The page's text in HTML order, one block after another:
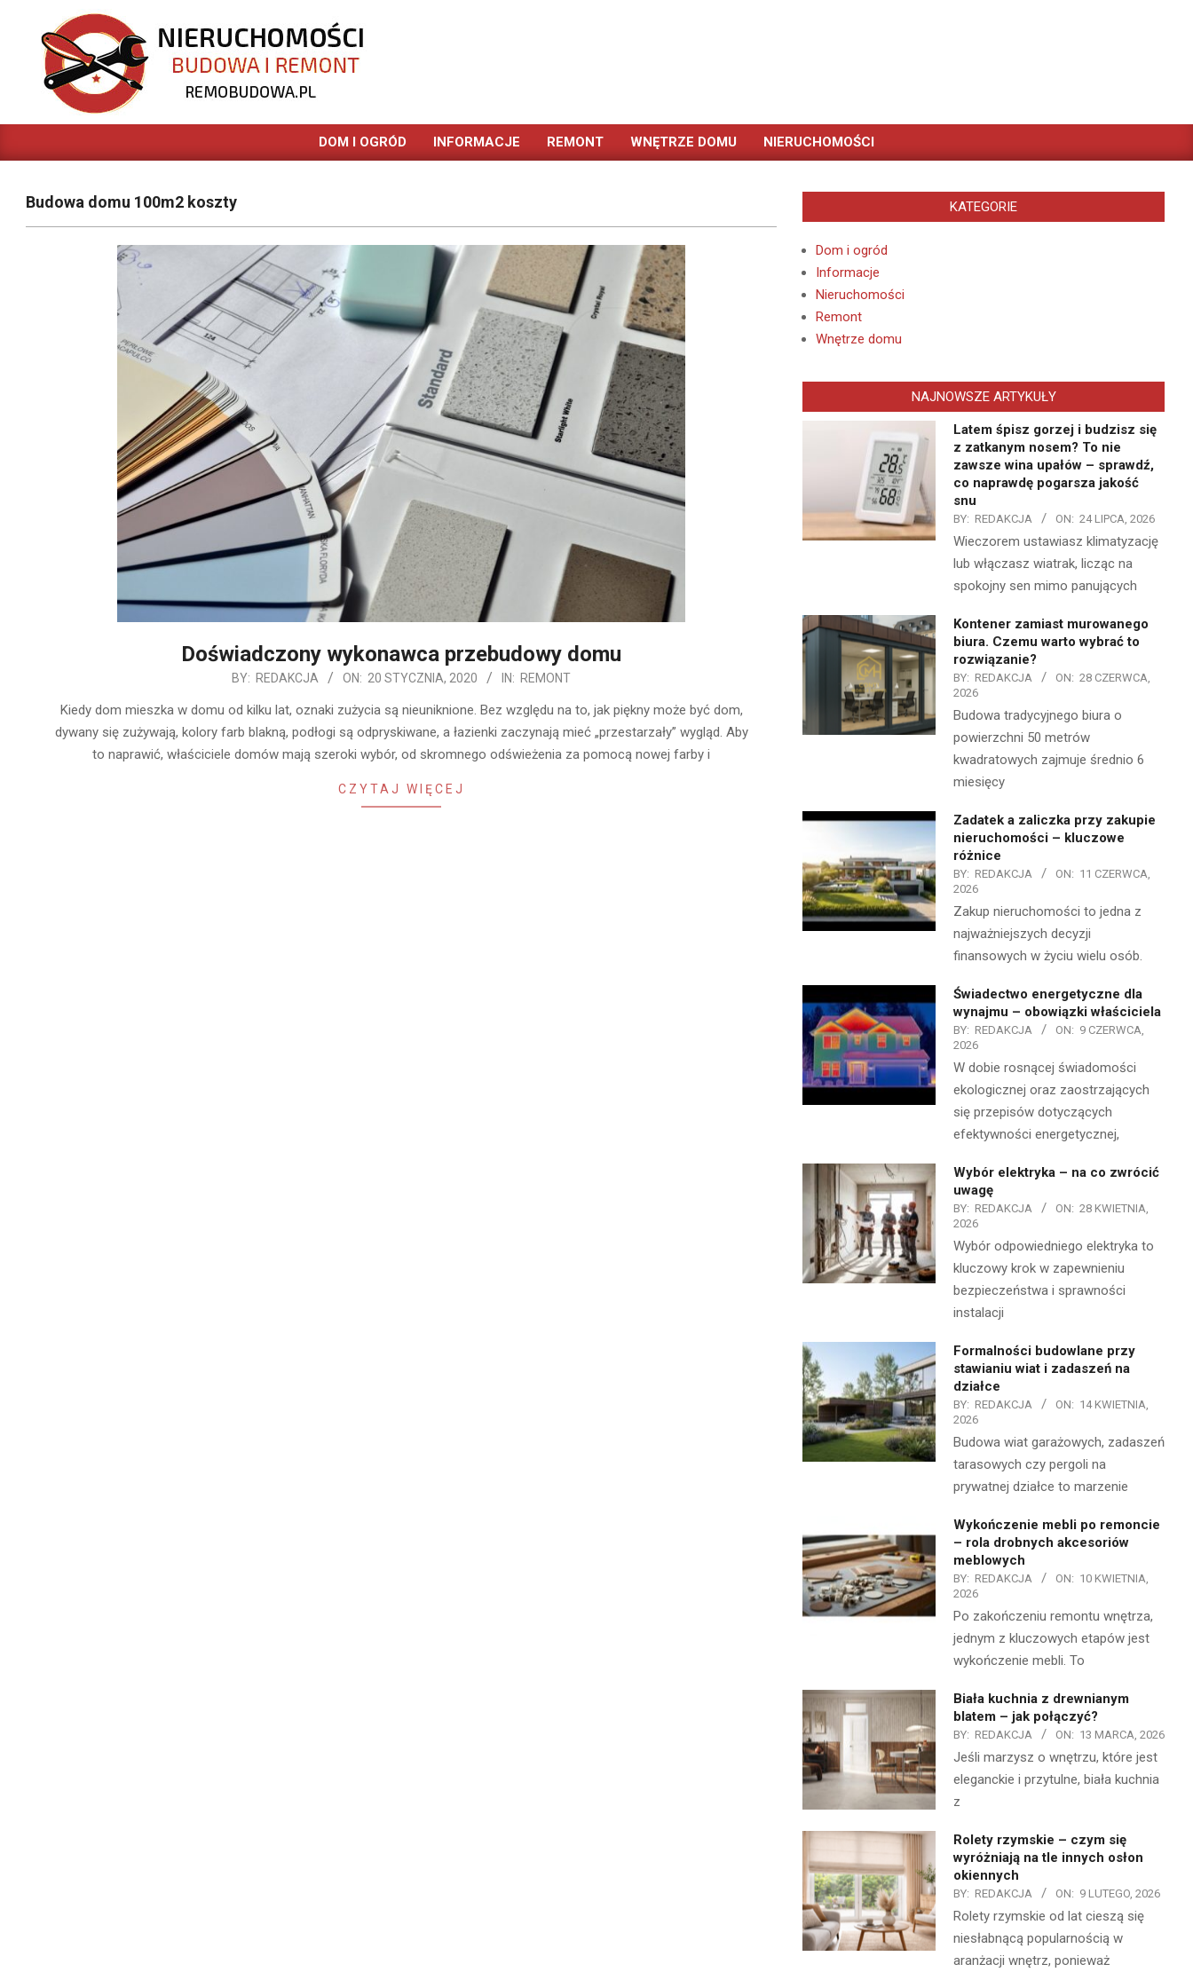
content
REMOBUDOWA.PL
Primary
DOM I OGRÓD INFORMACJE REMONT WNĘTRZE DOMU NIERUCHOMOŚCI
Budowa domu 100m2 koszty
Doświadczony wykonawca przebudowy domu
BY: REDAKCJA ON: 20 STYCZNIA, 2020 IN: REMONT
Kiedy dom mieszka w domu od kilku lat, oznaki zużycia są nieuniknione. Bez względu na to, jak piękny może być dom,
dywany się zużywają, kolory farb blakną, podłogi są odpryskiwane, a łazienki zaczynają mieć „przestarzały” wygląd. Aby
to naprawić, właściciele domów mają szeroki wybór, od skromnego odświeżenia za pomocą nowej farby i
CZYTAJ WIĘCEJ
KATEGORIE
Dom i ogród
Informacje
Nieruchomości
Remont
Wnętrze domu
NAJNOWSZE ARTYKUŁY
Latem śpisz gorzej i budzisz się
z zatkanym nosem? To nie
zawsze wina upałów – sprawdź,
co naprawdę pogarsza jakość
snu
BY: REDAKCJA ON: 24 LIPCA, 2026
Wieczorem ustawiasz klimatyzację
lub włączasz wiatrak, licząc na
spokojny sen mimo panujących
Kontener zamiast murowanego
biura. Czemu warto wybrać to
rozwiązanie?
BY: REDAKCJA ON: 28 CZERWCA,
2026
Budowa tradycyjnego biura o
powierzchni 50 metrów
kwadratowych zajmuje średnio 6
miesięcy
Zadatek a zaliczka przy zakupie
nieruchomości – kluczowe
różnice
BY: REDAKCJA ON: 11 CZERWCA,
2026
Zakup nieruchomości to jedna z
najważniejszych decyzji
finansowych w życiu wielu osób.
Świadectwo energetyczne dla
wynajmu – obowiązki właściciela
BY: REDAKCJA ON: 9 CZERWCA,
2026
W dobie rosnącej świadomości
ekologicznej oraz zaostrzających
się przepisów dotyczących
efektywności energetycznej,
Wybór elektryka – na co zwrócić
uwagę
BY: REDAKCJA ON: 28 KWIETNIA,
2026
Wybór odpowiedniego elektryka to
kluczowy krok w zapewnieniu
bezpieczeństwa i sprawności
instalacji
Formalności budowlane przy
stawianiu wiat i zadaszeń na
działce
BY: REDAKCJA ON: 14 KWIETNIA,
2026
Budowa wiat garażowych, zadaszeń
tarasowych czy pergoli na
prywatnej działce to marzenie
Wykończenie mebli po remoncie
– rola drobnych akcesoriów
meblowych
BY: REDAKCJA ON: 10 KWIETNIA,
2026
Po zakończeniu remontu wnętrza,
jednym z kluczowych etapów jest
wykończenie mebli. To
Biała kuchnia z drewnianym
blatem – jak połączyć?
BY: REDAKCJA ON: 13 MARCA, 2026
Jeśli marzysz o wnętrzu, które jest
eleganckie i przytulne, biała kuchnia
z
Rolety rzymskie – czym się
wyróżniają na tle innych osłon
okiennych
BY: REDAKCJA ON: 9 LUTEGO, 2026
Rolety rzymskie od lat cieszą się
niesłabnącą popularnością w
aranżacji wnętrz, ponieważ